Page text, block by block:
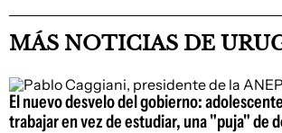
MÁS NOTICIAS DE
El nuevo desvelo del gobierno:
trabajar en vez de estudiar, una "puja" de